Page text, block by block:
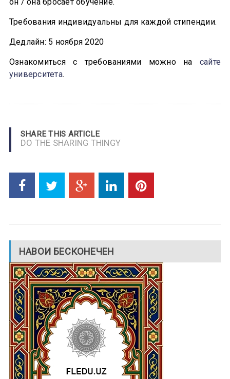
Требования индивидуальны для каждой стипендии.
Дедлайн: 5 ноября 2020
Ознакомиться с требованиями можно на сайте
университета.
SHARE THIS ARTICLE
DO THE SHARING THINGY
НАВОИ БЕСКОНЕЧЕН